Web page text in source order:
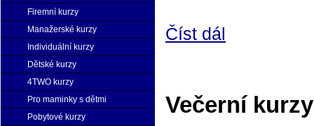
Firemní kurzy
Manažerské kurzy
Individuální kurzy
Dětské kurzy
4TWO kurzy
Pro maminky s dětmi
Pobytové kurzy
Číst dál
Večerní